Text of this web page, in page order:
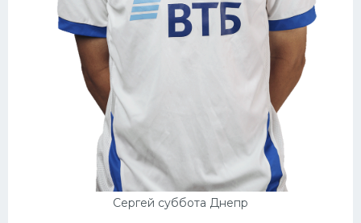
Сергей суббота Днепр